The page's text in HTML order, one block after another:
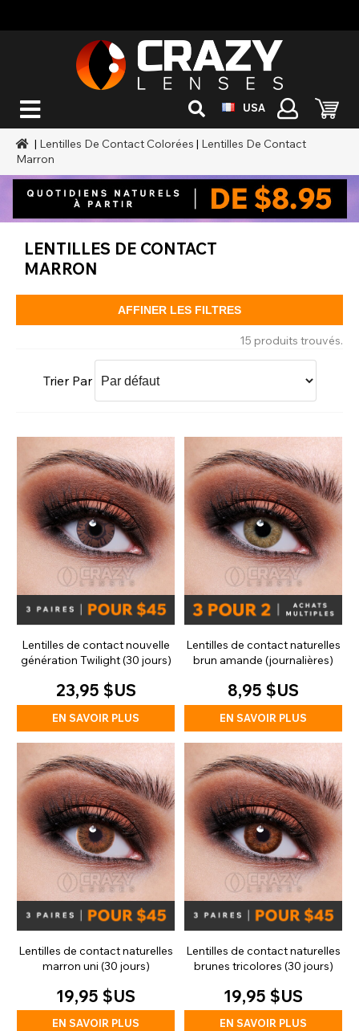
USA
| Lentilles De Contact Colorées | Lentilles De Contact
Marron
LENTILLES DE CONTACT
MARRON
AFFINER LES FILTRES
15 produits trouvés.
Trier Par
Lentilles de contact nouvelle
génération Twilight (30 jours)
23,95 $US
EN SAVOIR PLUS
Lentilles de contact naturelles
brun amande (journalières)
8,95 $US
EN SAVOIR PLUS
Lentilles de contact naturelles
marron uni (30 jours)
19,95 $US
EN SAVOIR PLUS
Lentilles de contact naturelles
brunes tricolores (30 jours)
19,95 $US
EN SAVOIR PLUS